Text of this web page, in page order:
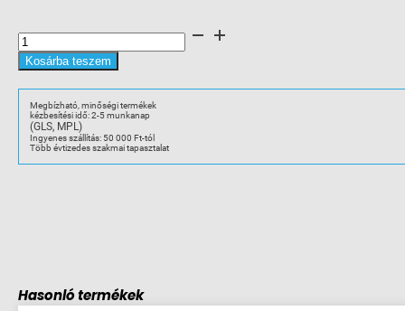
1492-
SPM1C160
kismegszakító
C16
mennyiség
Kosárba teszem
Megbízható, minőségi termékek
kézbesítési idő: 2-5 munkanap
(GLS, MPL)
Ingyenes szállítás: 50 000 Ft-tól
Több évtizedes szakmai tapasztalat
Hasonló termékek